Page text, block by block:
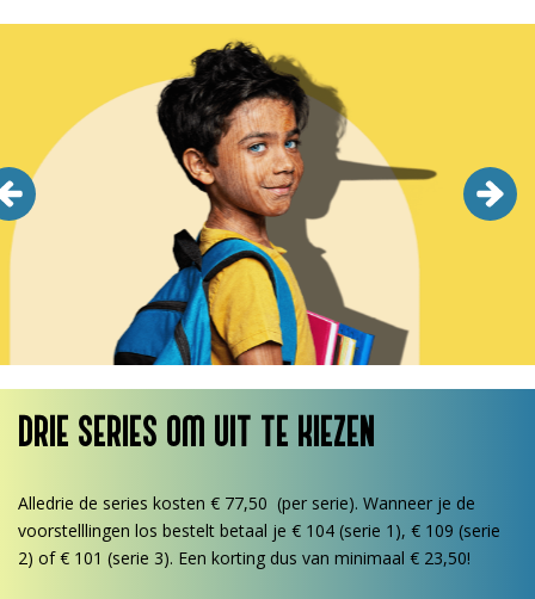
DRIE SERIES OM UIT TE KIEZEN
Alledrie de series kosten € 77,50 (per serie). Wanneer je de
voorstelllingen los bestelt betaal je € 104 (serie 1), € 109 (serie
2) of € 101 (serie 3). Een korting dus van minimaal € 23,50!